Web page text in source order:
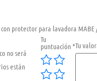
protector para lavadora MABE /
no será
están
Tu
puntuación*Tu